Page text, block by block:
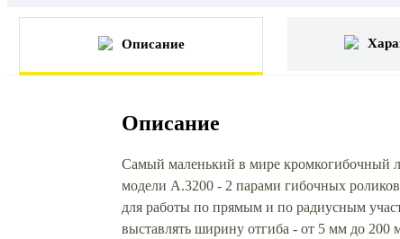
Описание
Описание
Самый маленький в мире кромкогибочный
модели А.3200 - 2 парами гибочных
для работы по прямым и по радиусным
выставлять ширину отгиба - от 5 мм до 200